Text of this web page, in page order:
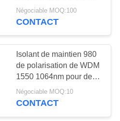
de
longueur
mode 1×2 unitaire pour
des modules d'EDFA
Négociable MOQ:100
CONTACT
Isolant de maintien 980
de polarisation de WDM
1550 1064nm pour des
lasers de fibre
Négociable MOQ:10
CONTACT